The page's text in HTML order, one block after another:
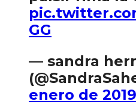
GG
— sandra
enero de 2019